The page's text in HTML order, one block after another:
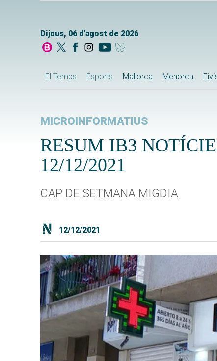
Dijous, 06 d'agost de 2026
El Temps Esports Mallorca Menorca
MICROINFORMATIUS
RESUM IB3
12/12/2021
CAP DE SETMANA MIGDIA
12/12/2021